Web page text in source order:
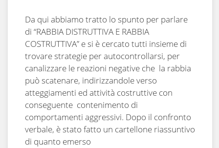
Da qui abbiamo tratto lo spunto per parlare
di “RABBIA DISTRUTTIVA E RABBIA
COSTRUTTIVA” e si è cercato tutti insieme di
trovare strategie per autocontrollarsi, per
canalizzare le reazioni negative che la rabbia
può scatenare, indirizzandole verso
atteggiamenti ed attività costruttive con
conseguente contenimento di
comportamenti aggressivi. Dopo il confronto
verbale, è stato fatto un cartellone riassuntivo
di quanto emerso